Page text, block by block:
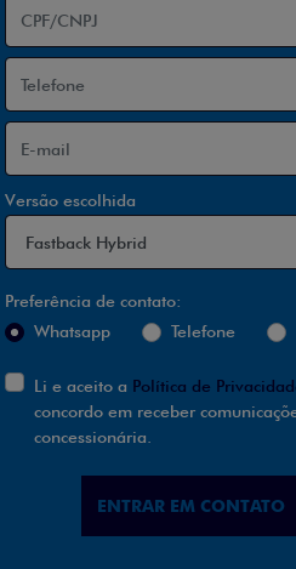
Versão escolhida
Preferência de contato:
Whatsapp
Telefone
Li e aceito a Política de
concordo em receber
concessionária.
ENTRAR EM CONTATO